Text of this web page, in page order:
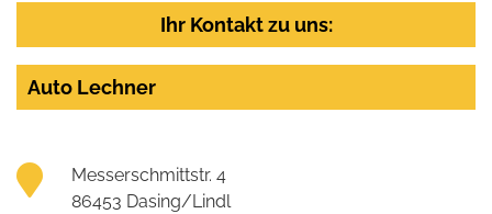
Ihr Kontakt zu uns:
Auto Lechner
Messerschmittstr. 4
86453 Dasing/Lindl